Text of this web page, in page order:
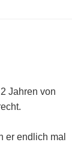
Jahren von
er endlich mal